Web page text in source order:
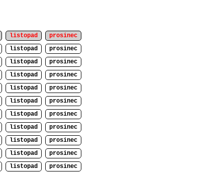
listopad
prosinec
listopad
prosinec
listopad
prosinec
listopad
prosinec
listopad
prosinec
listopad
prosinec
listopad
prosinec
listopad
prosinec
listopad
prosinec
listopad
prosinec
listopad
prosinec